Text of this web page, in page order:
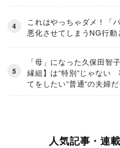
これはやっちゃダメ！「
悪化させてしまうNG行動
「母」になった久保田
縁組】は“特別“じゃない
てをしたい“普通“の夫婦だ
人気記事・連